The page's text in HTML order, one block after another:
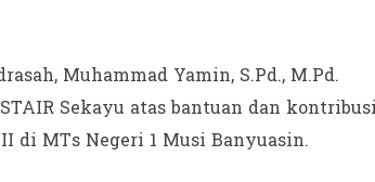
Muhammad Yamin, S.Pd., M.Pd.
Sekayu atas bantuan dan kontribusi
di MTs Negeri 1 Musi Banyuasin.